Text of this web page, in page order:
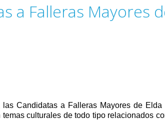
a Falleras Mayores
Candidatas a Falleras Mayores de
culturales de todo tipo relacionados